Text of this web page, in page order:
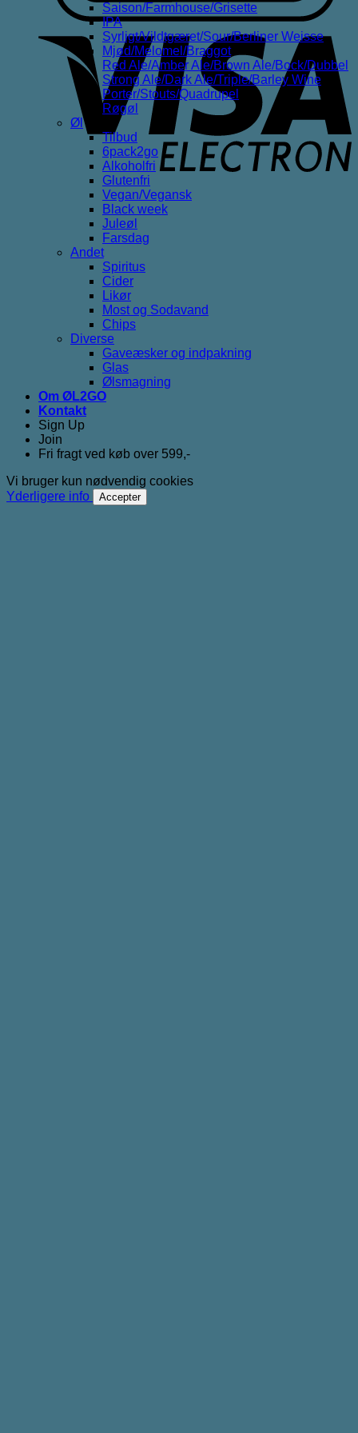
Saison/Farmhouse/Grisette
IPA
Syrligt/Vildtgæret/Sour/Berliner Weisse
Mjød/Melomel/Braggot
Red Ale/Amber Ale/Brown Ale/Bock/Dubbel
Strong Ale/Dark Ale/Triple/Barley Wine
Porter/Stouts/Quadrupel
Røgøl
Øl
Tilbud
6pack2go
Alkoholfri
Glutenfri
Vegan/Vegansk
Black week
Juleøl
Farsdag
Andet
Spiritus
Cider
Likør
Most og Sodavand
Chips
Diverse
Gaveæsker og indpakning
Glas
Ølsmagning
Om ØL2GO
Kontakt
Sign Up
Join
Fri fragt ved køb over 599,-
Vi bruger kun nødvendig cookies
Yderligere info
Accepter